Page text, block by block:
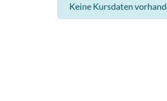
Keine Kursdaten